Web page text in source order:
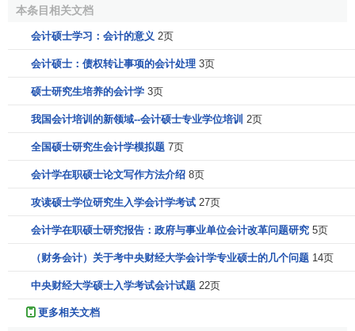
中，政治理论考试及面试由各招生单位单独组织，时间自行
安排；其余3门全国联考，其中外国语只限英语，MPAcc英语
会计硕士的录取
达到各试点院校划定的最低录取线，根据笔试成绩，结
工作业绩、本人资历和面试成绩，综合考察，
计人才。
会计硕士的学费
各试点院校学费略有区别，会计硕士（MPAcc）总的学
费预计一般在3－3.5万元左右，部分地区的试点院校学费预
本条目相关文档
会计硕士学习：会计的意义 2页
会计硕士：债权转让事项的会计处理 3页
硕士研究生培养的会计学 3页
我国会计培训的新领域--会计硕士专业学位培训 2页
全国硕士研究生会计学模拟题 7页
会计学在职硕士论文写作方法介绍 8页
攻读硕士学位研究生入学会计学考试 27页
会计学在职硕士研究报告：政府与事业单位会计改革问题研究 5页
（财务会计）关于考中央财经大学会计学专业硕士的几个问题 14页
中央财经大学硕士入学考试会计试题 22页
更多相关文档